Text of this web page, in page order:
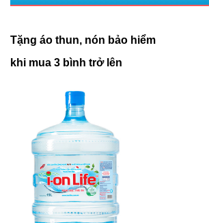
Tặng áo thun, nón bảo hiểm
khi mua 3 bình trở lên